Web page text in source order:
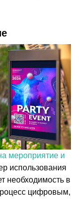
мероприятие и
использования
необходимость в
цифровым,